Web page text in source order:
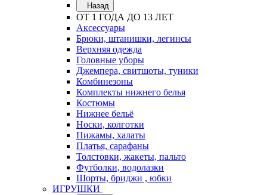
Назад
ОТ 1 ГОДА ДО 13 ЛЕТ
Аксессуары
Брюки, штанишки, легинсы
Верхняя одежда
Головные уборы
Джемпера, свитшоты, туники
Комбинезоны
Комплекты нижнего белья
Костюмы
Нижнее бельё
Носки, колготки
Пижамы, халаты
Платья, сарафаны
Толстовки, жакеты, пальто
Футболки, водолазки
Шорты, бриджи , юбки
ИГРУШКИ